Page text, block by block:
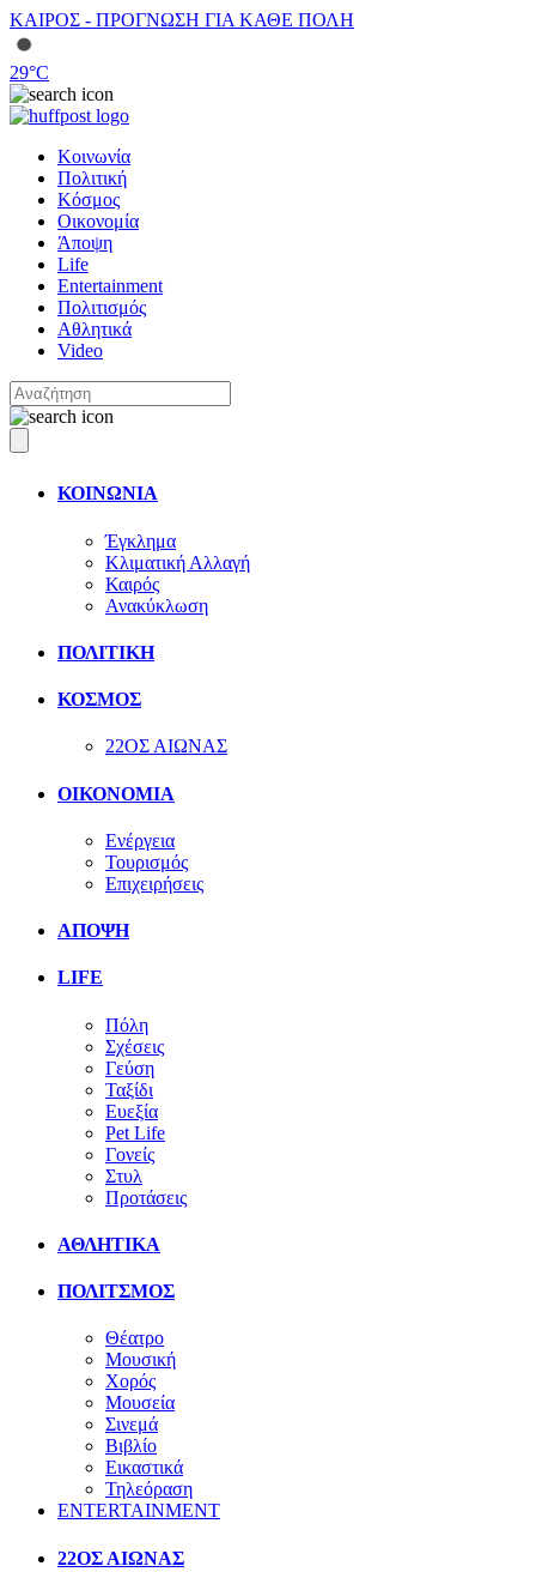
ΚΑΙΡΟΣ - ΠΡΟΓΝΩΣΗ ΓΙΑ ΚΑΘΕ ΠΟΛΗ
29°C
Κοινωνία
Πολιτική
Κόσμος
Οικονομία
Άποψη
Life
Entertainment
Πολιτισμός
Αθλητικά
Video
ΚΟΙΝΩΝΙΑ
Έγκλημα
Κλιματική Αλλαγή
Καιρός
Ανακύκλωση
ΠΟΛΙΤΙΚΗ
ΚΟΣΜΟΣ
22ΟΣ ΑΙΩΝΑΣ
ΟΙΚΟΝΟΜΙΑ
Ενέργεια
Τουρισμός
Επιχειρήσεις
ΑΠΟΨΗ
LIFE
Πόλη
Σχέσεις
Γεύση
Ταξίδι
Ευεξία
Pet Life
Γονείς
Στυλ
Προτάσεις
ΑΘΛΗΤΙΚΑ
ΠΟΛΙΤΣΜΟΣ
Θέατρο
Μουσική
Χορός
Μουσεία
Σινεμά
Βιβλίο
Εικαστικά
Τηλεόραση
ENTERTAINMENT
22ΟΣ ΑΙΩΝΑΣ